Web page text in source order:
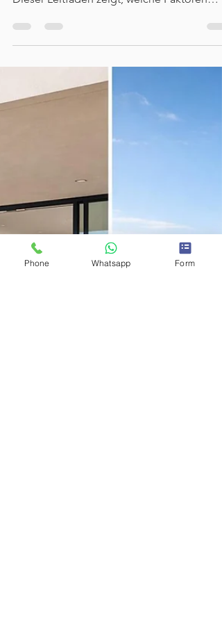
Mallorca analysieren?
anspruchsvolle Käufer vor dem Erwerb
analysieren sollten – von Lage und
Wertstabilität und rechtlichen Sicherheit.
Phone Whatsapp Form